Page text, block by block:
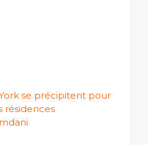
se précipitent pour
résidences